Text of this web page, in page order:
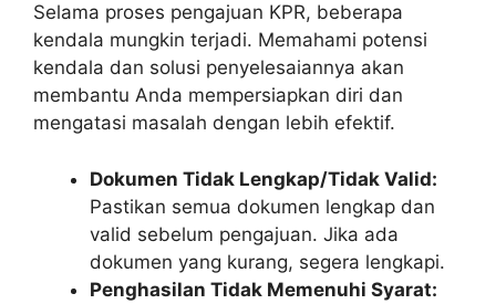
Selama proses pengajuan KPR, beberapa
kendala mungkin terjadi. Memahami potensi
kendala dan solusi penyelesaiannya akan
membantu Anda mempersiapkan diri dan
mengatasi masalah dengan lebih efektif.
Dokumen Tidak Lengkap/Tidak Valid:
Pastikan semua dokumen lengkap dan
valid sebelum pengajuan. Jika ada
dokumen yang kurang, segera lengkapi.
Penghasilan Tidak Memenuhi Syarat: